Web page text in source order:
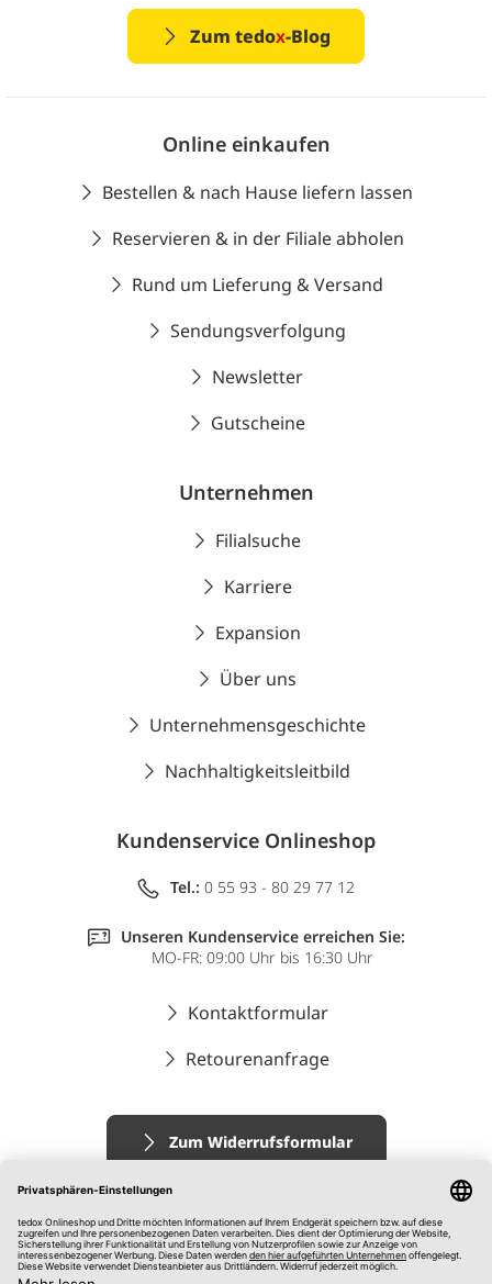
Zum tedox-Blog
Online einkaufen
Bestellen & nach Hause liefern lassen
Reservieren & in der Filiale abholen
Rund um Lieferung & Versand
Sendungsverfolgung
Newsletter
Gutscheine
Unternehmen
Filialsuche
Karriere
Expansion
Über uns
Unternehmensgeschichte
Nachhaltigkeitsleitbild
Kundenservice Onlineshop
Tel.: 0 55 93 - 80 29 77 12
Unseren Kundenservice erreichen Sie:
MO-FR: 09:00 Uhr bis 16:30 Uhr
Kontaktformular
Retourenanfrage
Zum Widerrufsformular
Impressum
AGB